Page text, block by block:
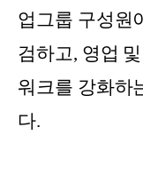
업그룹 구성원
검하고, 영업
워크를 강화하
다.